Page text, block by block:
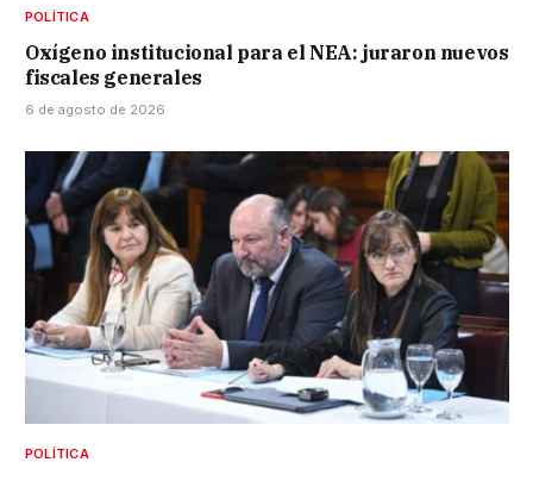
POLÍTICA
Oxígeno institucional para el NEA: juraron nuevos
fiscales generales
6 de agosto de 2026
POLÍTICA